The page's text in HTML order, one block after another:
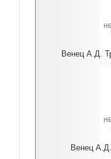
Венец А.Д.
Венец